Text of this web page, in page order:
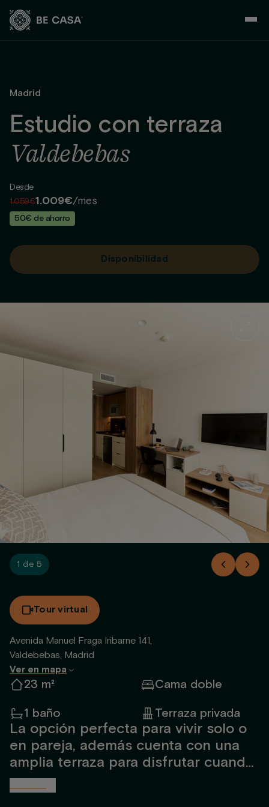
Madrid
Estudio con terraza
Valdebebas
Desde
1.059€1.009€/mes
50€ de ahorro
Disponibilidad
1 de 5
Tour virtual
Avenida Manuel Fraga Iribarne 141,
Valdebebas, Madrid
Ver en mapa
23 m²
Cama doble
1 baño
Terraza privada
La opción perfecta para vivir solo o
en pareja, además cuenta con una
amplia terraza para disfrutar cuando
quieras. Con capacidad para hasta 2
personas, contarás con un espacio